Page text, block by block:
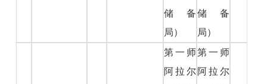
储备
局）
储备
局）
第一师
阿拉尔
第一师
阿拉尔